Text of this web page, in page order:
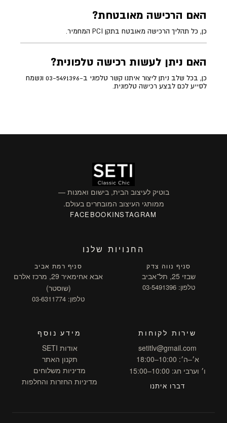
האם הרכישה מאובטחת?
כן, כל תהליך הרכישה מאובטח בתקן PCI המחמיר.
האם ניתן לעשות רכישה טלפונית?
כן, בכל שלב ניתן ליצור איתנו קשר טלפוני ב-03-5491396 ונשמח
לסייע לכם לבצע רכישה טלפונית.
בוטיק לעיצוב הבית, בישום ואמנות —
ממותגי העיצוב המובחרים בעולם.
INSTAGRAM
FACEBOOK
החנויות שלנו
סניף נווה צדק
שבזי 25, תל־אביב
טלפון: 03-5491396
סניף רמת אביב
אבא אחימאיר 29, מרכז אלרם
(שוסטר)
טלפון: 03-6311774
שירות לקוחות
setitlv@gmail.com
א׳–ה׳: 10:00–18:00
ו׳ וערבי חג: 10:00–15:00
דברו איתנו
מידע נוסף
אודות SETI
תקנון האתר
מדיניות משלוחים
מדיניות החזרות והחלפות